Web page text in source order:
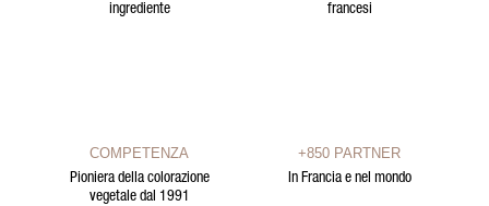
ingrediente
francesi
COMPETENZA
Pioniera della colorazione
vegetale dal 1991
+850 PARTNER
In Francia e nel mondo